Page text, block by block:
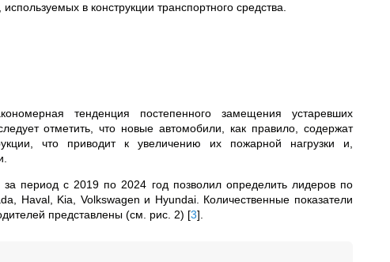
в конструкции транспортного средства.
тенденция постепенного замещения устаревших
отметить, что новые автомобили, как правило, содержат
что приводит к увеличению их пожарной нагрузки и,
.
период с 2019 по 2024 год позволил определить лидеров по
Haval, Kia, Volkswagen и Hyundai. Количественные показатели
представлены (см. рис. 2) [3].